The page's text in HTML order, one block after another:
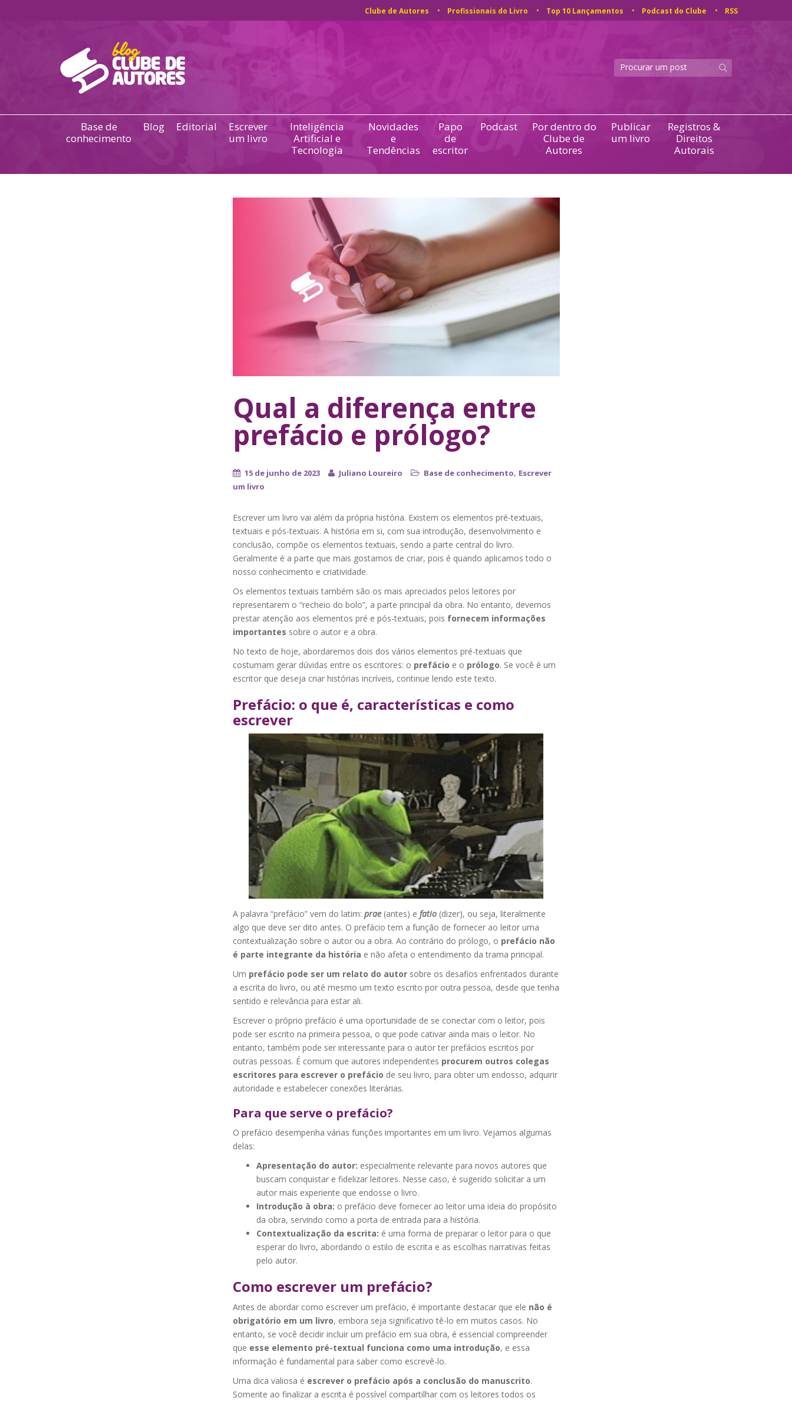
Clube de Autores Profissionais do Livro Top 10 Lançamentos Podcast do Clube RSS
Base de
conhecimento
Blog Editorial
Escrever
um livro
Inteligência
Artificial e
Tecnologia
Novidades
e
Tendências
Papo
de
escritor
Podcast
Por dentro do
Clube de
Autores
Publicar
um livro
Registros &
Direitos
Autorais
Qual a diferença entre
prefácio e prólogo?
15 de junho de 2023 Juliano Loureiro Base de conhecimento, Escrever
um livro
Escrever um livro vai além da própria história. Existem os elementos pré-textuais,
textuais e pós-textuais. A história em si, com sua introdução, desenvolvimento e
conclusão, compõe os elementos textuais, sendo a parte central do livro.
Geralmente é a parte que mais gostamos de criar, pois é quando aplicamos todo o
nosso conhecimento e criatividade.
Os elementos textuais também são os mais apreciados pelos leitores por
representarem o “recheio do bolo”, a parte principal da obra. No entanto, devemos
prestar atenção aos elementos pré e pós-textuais, pois fornecem informações
importantes sobre o autor e a obra.
No texto de hoje, abordaremos dois dos vários elementos pré-textuais que
costumam gerar dúvidas entre os escritores: o prefácio e o prólogo. Se você é um
escritor que deseja criar histórias incríveis, continue lendo este texto.
Prefácio: o que é, características e como
escrever
A palavra “prefácio” vem do latim: prae (antes) e fatio (dizer), ou seja, literalmente
algo que deve ser dito antes. O prefácio tem a função de fornecer ao leitor uma
contextualização sobre o autor ou a obra. Ao contrário do prólogo, o prefácio não
é parte integrante da história e não afeta o entendimento da trama principal.
Um prefácio pode ser um relato do autorsobre os desafios enfrentados durante
a escrita do livro, ou até mesmo um texto escrito por outra pessoa, desde que tenha
sentido e relevância para estar ali.
Escrever o próprio prefácio é uma oportunidade de se conectar com o leitor, pois
pode ser escrito na primeira pessoa, o que pode cativar ainda mais o leitor. No
entanto, também pode ser interessante para o autor ter prefácios escritos por
outras pessoas. É comum que autores independentes procurem outros colegas
escritores para escrever o prefácio de seu livro, para obter um endosso, adquirir
autoridade e estabelecer conexões literárias.
Para que serve o prefácio?
O prefácio desempenha várias funções importantes em um livro. Vejamos algumas
delas:
Apresentação do autor: especialmente relevante para novos autores que
buscam conquistar e fidelizar leitores. Nesse caso, é sugerido solicitar a um
autor mais experiente que endosse o livro.
Introdução à obra: o prefácio deve fornecer ao leitor uma ideia do propósito
da obra, servindo como a porta de entrada para a história.
Contextualização da escrita: é uma forma de preparar o leitor para o que
esperar do livro, abordando o estilo de escrita e as escolhas narrativas feitas
pelo autor.
Como escrever um prefácio?
Antes de abordar como escrever um prefácio, é importante destacar que ele não é
obrigatório em um livro, embora seja significativo tê-lo em muitos casos. No
entanto, se você decidir incluir um prefácio em sua obra, é essencial compreender
que esse elemento pré-textual funciona como uma introdução, e essa
informação é fundamental para saber como escrevê-lo.
Uma dica valiosa é escrever o prefácio após a conclusão do manuscrito.
Somente ao finalizar a escrita é possível compartilhar com os leitores todos os